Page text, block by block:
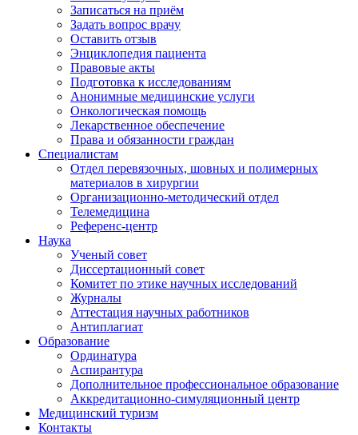
Записаться на приём
Задать вопрос врачу
Оставить отзыв
Энциклопедия пациента
Правовые акты
Подготовка к исследованиям
Анонимные медицинские услуги
Онкологическая помощь
Лекарственное обеспечение
Права и обязанности граждан
Специалистам
Отдел перевязочных, шовных и полимерных
материалов в хирургии
Организационно-методический отдел
Телемедицина
Референс-центр
Наука
Ученый совет
Диссертационный совет
Комитет по этике научных исследований
Журналы
Аттестация научных работников
Антиплагиат
Образование
Ординатура
Аспирантура
Дополнительное профессиональное образование
Аккредитационно-симуляционный центр
Медицинский туризм
Контакты